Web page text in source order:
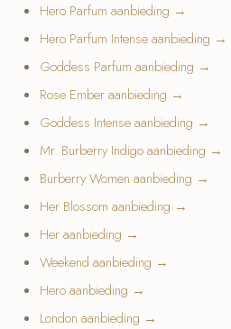
Hero Parfum aanbieding →
Hero Parfum Intense aanbieding →
Goddess Parfum aanbieding →
Rose Ember aanbieding →
Goddess Intense aanbieding →
Mr. Burberry Indigo aanbieding →
Burberry Women aanbieding →
Her Blossom aanbieding →
Her aanbieding →
Weekend aanbieding →
Hero aanbieding →
London aanbieding →